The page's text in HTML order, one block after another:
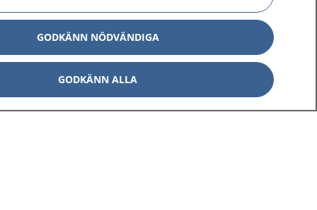
GODKÄNN NÖDVÄNDIGA
GODKÄNN ALLA